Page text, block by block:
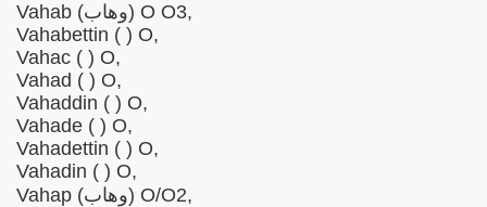
Vahab (وهاب) O O3,
Vahabettin ( ) O,
Vahac ( ) O,
Vahad ( ) O,
Vahaddin ( ) O,
Vahade ( ) O,
Vahadettin ( ) O,
Vahadin ( ) O,
Vahap (وهاب) O/O2,